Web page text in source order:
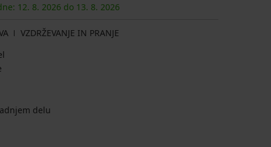
12. 8. 2026 do 13. 8. 2026
VZDRŽEVANJE IN PRANJE
delu